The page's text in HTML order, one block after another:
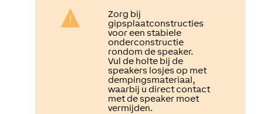
Zorg bij
gipsplaatconstructies
voor een stabiele
onderconstructie
rondom de speaker.
Vul de holte bij de
speakers losjes op met
dempingsmateriaal,
waarbij u direct contact
met de speaker moet
vermijden.